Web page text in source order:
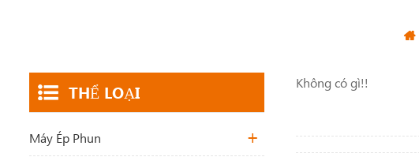
Không có gì!!
THỂ LOẠI
Máy Ép Phun